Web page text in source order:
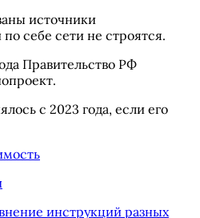
источники
себе сети не строятся.
Правительство РФ
с 2023 года, если его
инструкций разных